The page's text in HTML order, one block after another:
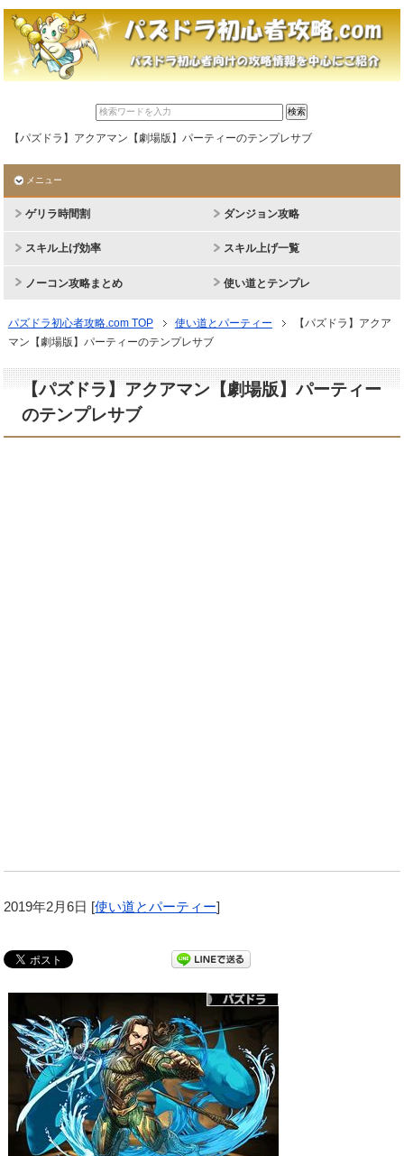
【パズドラ】アクアマン【劇場版】パーティーのテンプレサブ
メニュー
ゲリラ時間割 ダンジョン攻略
スキル上げ効率 スキル上げ一覧
ノーコン攻略まとめ 使い道とテンプレ
パズドラ初心者攻略.com TOP 使い道とパーティー
【パズドラ】アクア
マン【劇場版】パーティーのテンプレサブ
【パズドラ】アクアマン【劇場版】パーティー
のテンプレサブ
2019年2月6日 [使い道とパーティー]